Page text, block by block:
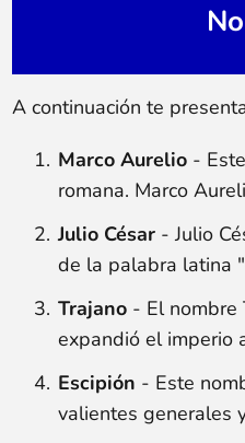
A continuación te
Marco Aurelio -
romana. Marco
Julio César - Julio
de la palabra latina
Trajano - El nombre
expandió el imperio
Escipión - Este
valientes generales